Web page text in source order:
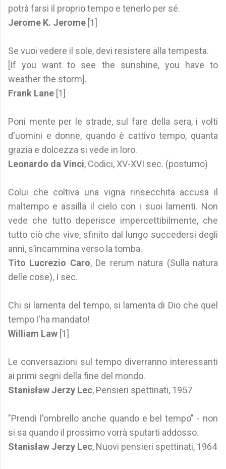
potrà farsi il proprio tempo e tenerlo per sé.
Jerome K. Jerome [1]
Se vuoi vedere il sole, devi resistere alla tempesta.
[If you want to see the sunshine, you have to
weather the storm].
Frank Lane [1]
Poni mente per le strade, sul fare della sera, i volti
d'uomini e donne, quando è cattivo tempo, quanta
grazia e dolcezza si vede in loro.
Leonardo da Vinci, Codici, XV-XVI sec. (postumo)
Colui che coltiva una vigna rinsecchita accusa il
maltempo e assilla il cielo con i suoi lamenti. Non
vede che tutto deperisce impercettibilmente, che
tutto ciò che vive, sfinito dal lungo succedersi degli
anni, s’incammina verso la tomba.
Tito Lucrezio Caro, De rerum natura (Sulla natura
delle cose), I sec.
Chi si lamenta del tempo, si lamenta di Dio che quel
tempo l'ha mandato!
William Law [1]
Le conversazioni sul tempo diverranno interessanti
ai primi segni della fine del mondo.
Stanisław Jerzy Lec, Pensieri spettinati, 1957
"Prendi l'ombrello anche quando e bel tempo" - non
si sa quando il prossimo vorrà sputarti addosso.
Stanisław Jerzy Lec, Nuovi pensieri spettinati, 1964